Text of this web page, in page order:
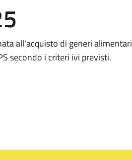
all'acquisto di generi alimentari
secondo i criteri ivi previsti.